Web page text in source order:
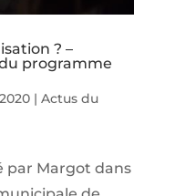
? –
programme
| Actus du
par Margot dans